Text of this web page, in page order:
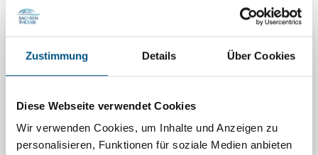
Zustimmung Details Über Cookies
Diese Webseite verwendet Cookies
Wir verwenden Cookies, um Inhalte und Anzeigen zu
personalisieren, Funktionen für soziale Medien anbieten